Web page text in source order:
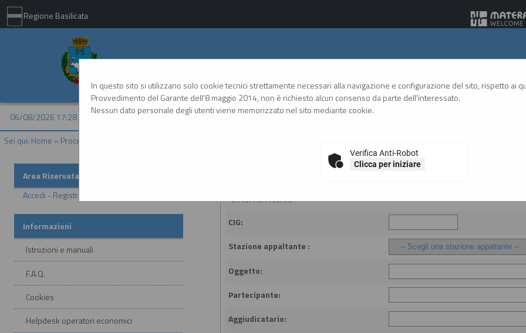
Regione Basilicata
Comune di Matera - Gare Telematiche
06/08/2026 17:28 A A GRAFICATESTO
Sei qui: Home » Procedure d'appalto e contratti
In questo sito si utilizzano solo cookie tecnici strettamente necessari alla navigazione e configurazione del sito, rispetto ai
Provvedimento del Garante dell'8 maggio 2014, non è richiesto alcun consenso da parte dell'interessato.
Nessun dato personale degli utenti viene memorizzato nel sito mediante cookie.
Verifica Anti-Robot
Clicca per iniziare
Area Riservata
Accedi - Registrati
Informazioni
Istruzioni e manuali
F.A.Q.
Cookies
Helpdesk operatori economici
Criteri di ricerca
CIG:
Stazione appaltante :
Oggetto:
Partecipante:
Aggiudicatario: